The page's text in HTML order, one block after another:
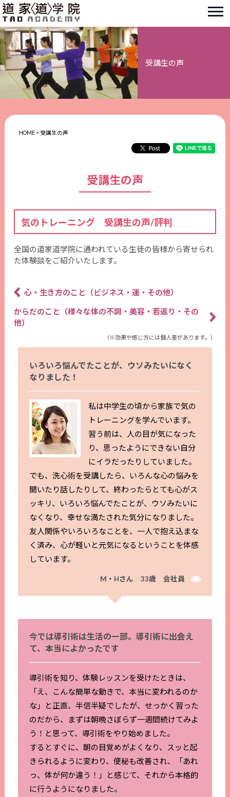
受講生の声
HOME> 受講生の声
受講生の声
気のトレーニング 受講生の声/評判
全国の道家道学院に通われている生徒の皆様から寄せられ
た体験談をご紹介いたします。
心・生き方のこと（ビジネス・運・その他）
からだのこと（様々な体の不調・美容・若返り・その
他）
（※効果や感じ方には個人差があります。）
いろいろ悩んでたことが、ウソみたいになく
なりました！
私は中学生の頃から家族で気の
トレーニングを学んでいます。
習う前は、人の目が気になった
り、思ったようにできない自分
にイラだったりしていました。
でも、洗心術を受講したら、いろんな心の悩みを
聞いたり話したりして、終わったらとても心がス
ッキリ、いろいろ悩んでたことが、ウソみたいに
なくなり、幸せな満たされた気分になりました。
友人関係やいろいろなことを、一人で抱え込まな
く済み、心が軽いと元気になるということを体感
しています。
M・Hさん 33歳 会社員
今では導引術は生活の一部。導引術に出会え
て、本当によかったです
導引術を知り、体験レッスンを受けたときは、
「え、こんな簡単な動きで、本当に変われるのか
な」と正直、半信半疑でしたが、せっかく習った
のだから、まずは朝晩さぼらず一週間続けてみよ
う！と思って、導引術をやり始めました。
するとすぐに、朝の目覚めがよくなり、スッと起
きられるように変わり、便秘も改善され、「あれ
っ、体が何か違う！」と感じて、それから本格的
に行うようになりました。